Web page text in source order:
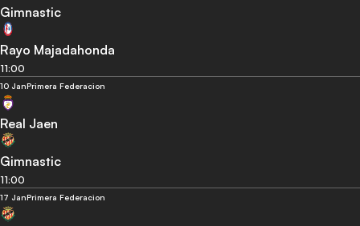
Gimnastic
Rayo Majadahonda
11:00
10 JanPrimera Federacion
Real Jaen
Gimnastic
11:00
17 JanPrimera Federacion